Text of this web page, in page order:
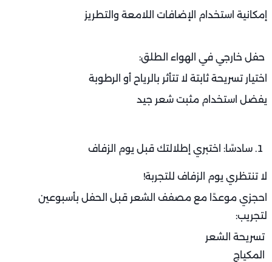
إمكانية استخدام الإضافات اللامعة والتطريز
حفل خارجي في الهواء الطلق:
اختيار تسريحة ثابتة لا تتأثر بالرياح أو الرطوبة
يفضل استخدام مثبت شعر جيد
سادسًا: اختبري إطلالتك قبل يوم الزفاف
لا تنتظري يوم الزفاف للتجربة!
احجزي موعدًا مع مصفف الشعر قبل الحفل بأسبوعين
لتجريب:
تسريحة الشعر
المكياج